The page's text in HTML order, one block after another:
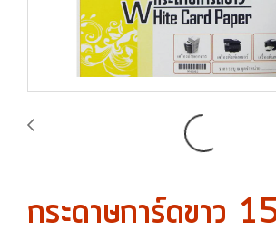
กระดาษการ์ดขาว